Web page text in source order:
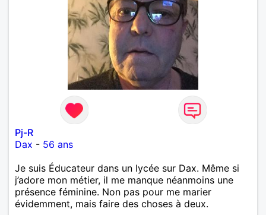
Pj-R
Dax - 56 ans
Je suis Éducateur dans un lycée sur Dax. Même si
j’adore mon métier, il me manque néanmoins une
présence féminine. Non pas pour me marier
évidemment, mais faire des choses à deux.